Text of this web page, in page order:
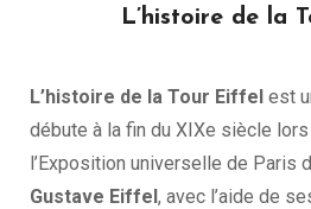
L’histoire de la
L’histoire de la Tour Eiffel est
débute à la fin du XIXe siècle
l’Exposition universelle de Paris
Gustave Eiffel, avec l’aide de